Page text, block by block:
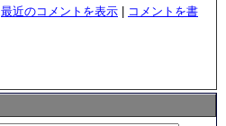
最近のコメントを表示
コメントを書